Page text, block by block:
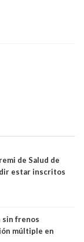
de Salud de
estar inscritos
desde el 11 de
sin frenos
múltiple en